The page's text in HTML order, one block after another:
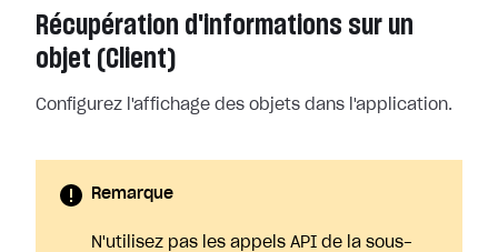
Récupération d'informations sur un
objet (Client)
Configurez l'affichage des objets dans l'application.
Remarque
N'utilisez pas les appels API de la sous-